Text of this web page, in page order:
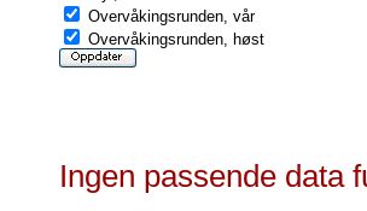
Overvåkingsrunden, vår
Overvåkingsrunden, høst
Ingen passende data